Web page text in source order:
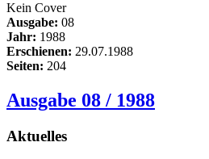
Kein Cover
Ausgabe: 08
Jahr: 1988
Erschienen: 29.07.1988
Seiten: 204
Ausgabe 08 / 1988
Aktuelles